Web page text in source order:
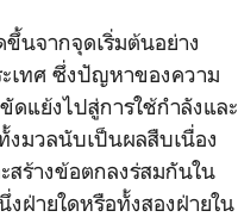
นจากจุดเริ่มต้นอย่าง
เทศ ซึ่งปัญหาของความ
แย้งไปสู่การใช้กำลังและ
มวลนับเป็นผลสืบเนื่อง
สร้างข้อตกลงร่สมกันใน
ฝ่ายใดหรือทั้งสองฝ่ายใน